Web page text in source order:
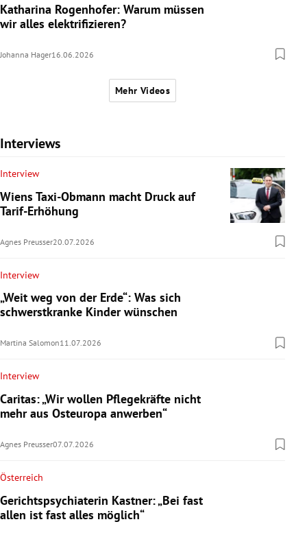
Katharina Rogenhofer: Warum müssen
wir alles elektrifizieren?
Johanna Hager16.06.2026
Mehr Videos
Interviews
Interview
Wiens Taxi-Obmann macht Druck auf
Tarif-Erhöhung
Agnes Preusser20.07.2026
Interview
„Weit weg von der Erde“: Was sich
schwerstkranke Kinder wünschen
Martina Salomon11.07.2026
Interview
Caritas: „Wir wollen Pflegekräfte nicht
mehr aus Osteuropa anwerben“
Agnes Preusser07.07.2026
Österreich
Gerichtspsychiaterin Kastner: „Bei fast
allen ist fast alles möglich“